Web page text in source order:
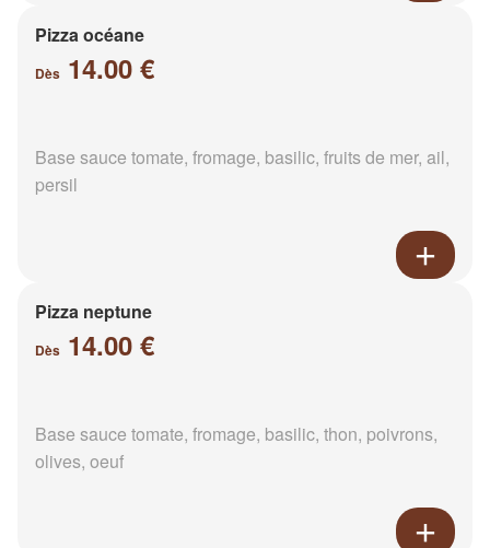
Pizza océane
Dès 14.00 €
Base sauce tomate, fromage, basilic, fruits de mer, ail,
persil
Pizza neptune
Dès 14.00 €
Base sauce tomate, fromage, basilic, thon, poivrons,
olives, oeuf